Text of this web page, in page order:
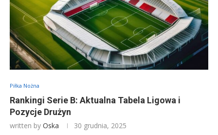
Piłka Nożna
Rankingi Serie B: Aktualna Tabela Ligowa i
Pozycje Drużyn
written by Oska 30 grudnia, 2025